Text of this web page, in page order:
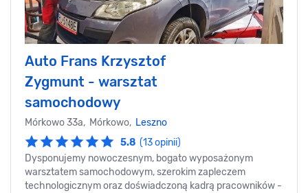
Auto Frans Krzysztof
Zygmunt - warsztat
samochodowy
Mórkowo 33a, Mórkowo, Leszno
5.8 (13 opinii)
Dysponujemy nowoczesnym, bogato wyposażonym
warsztatem samochodowym, szerokim zapleczem
technologicznym oraz doświadczoną kadrą pracowników -